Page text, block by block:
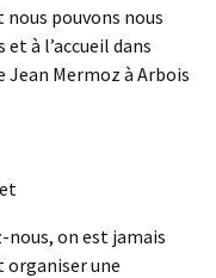
pouvons nous
à l’accueil dans
Jean Mermoz à Arbois
nous, on est jamais
organiser une